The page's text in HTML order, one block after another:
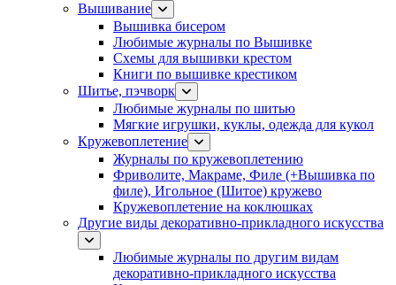
Вышивание
Вышивка бисером
Любимые журналы по Вышивке
Схемы для вышивки крестом
Книги по вышивке крестиком
Шитье, пэчворк
Любимые журналы по шитью
Мягкие игрушки, куклы, одежда для кукол
Кружевоплетение
Журналы по кружевоплетению
Фриволите, Макраме, Филе (+Вышивка по
филе), Игольное (Шитое) кружево
Кружевоплетение на коклюшках
Другие виды декоративно-прикладного искусства
Любимые журналы по другим видам
декоративно-прикладного искусства